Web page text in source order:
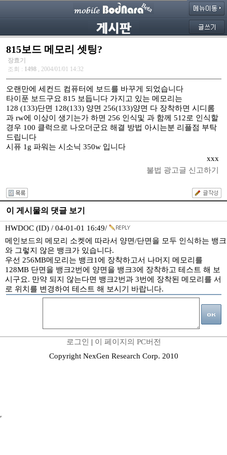
815보드 메모리 셋팅?
장효기
조회 : 1498 , 2004/01/01 14:32
오랜만에 세컨드 컴퓨터에 보드를 바꾸게 되었습니다
타이푼 보드구요 815 보듭니다 가지고 있는 메모리는
128 (133)단면 128(133) 양면 256(133)양면 다 장착하면 시디롬
과 rw에 이상이 생기는가 하면 256 인식및 과 함께 512로 인식할
경우 100 클럭으로 나오더군요 해결 방법 아시는분 리플점 부탁
드립니다
시퓨 1g 파워는 시소닉 350w 입니다
xxx
불법 광고글 신고하기
이 게시물의 댓글 보기
HWDOC (ID) / 04-01-01 16:49/
메인보드의 메모리 소켓에 따라서 양면/단면을 모두 인식하는 뱅크
와 그렇지 않은 뱅크가 있습니다.
우선 256MB메모리는 뱅크1에 장착하고서 나머지 메모리를
128MB 단면을 뱅크2번에 양면을 뱅크3에 장착하고 테스트 해 보
시구요. 만약 되지 않는다면 뱅크2번과 3번에 장착된 메모리를 서
로 위치를 변경하여 테스트 해 보시기 바랍니다.
로그인 | 이 페이지의 PC버전
Copyright NexGen Research Corp. 2010